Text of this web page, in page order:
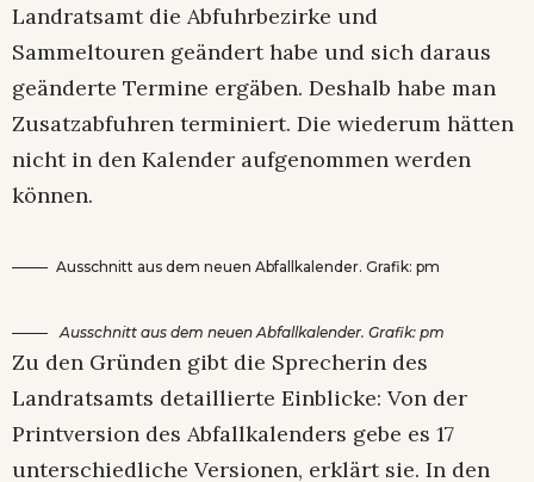
Landratsamt die Abfuhrbezirke und
Sammeltouren geändert habe und sich daraus
geänderte Termine ergäben. Deshalb habe man
Zusatzabfuhren terminiert. Die wiederum hätten
nicht in den Kalender aufgenommen werden
können.
Ausschnitt aus dem neuen Abfallkalender. Grafik: pm
Ausschnitt aus dem neuen Abfallkalender. Grafik: pm
Zu den Gründen gibt die Sprecherin des
Landratsamts detaillierte Einblicke: Von der
Printversion des Abfallkalenders gebe es 17
unterschiedliche Versionen, erklärt sie. In den